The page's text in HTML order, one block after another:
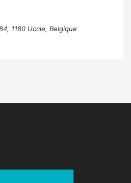
1180 Uccle, Belgique